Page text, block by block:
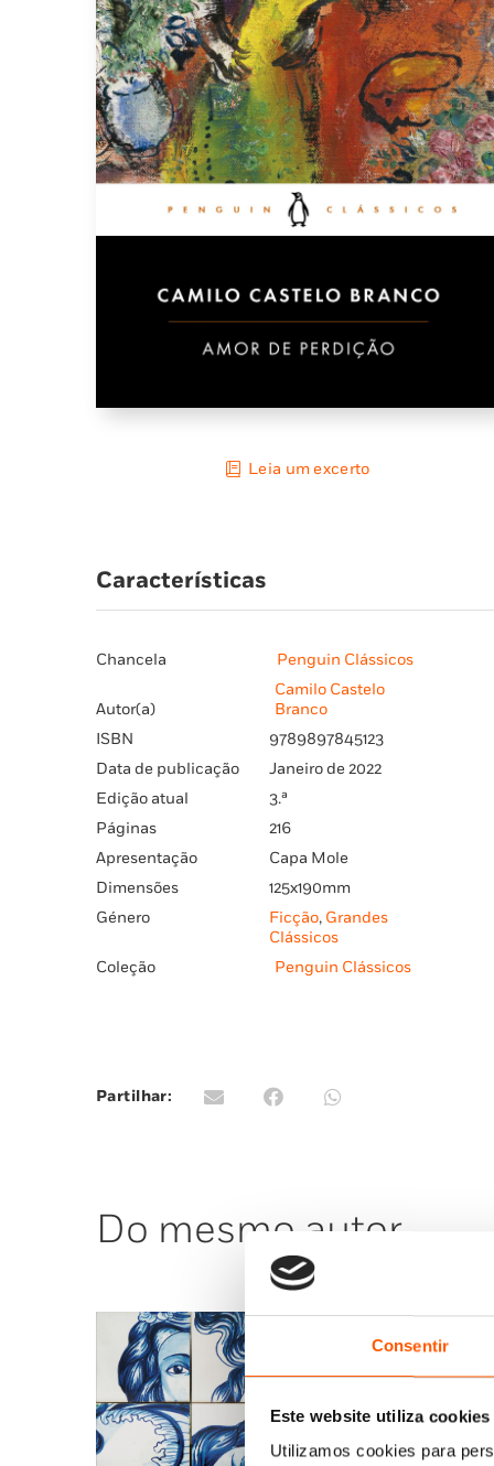
Consentir
Este website utiliza cookies
Utilizamos cookies para
Leia um excerto
Características
Chancela Penguin Clássicos
Autor(a)
Camilo Castelo
Branco
ISBN
9789897845123
Data de publicação
Janeiro de 2022
Edição atual
3.ª
Páginas
216
Apresentação
Capa Mole
Dimensões
125x190mm
Género
Ficção, Grandes
Clássicos
Coleção
Penguin Clássicos
Partilhar:
Do mesmo autor